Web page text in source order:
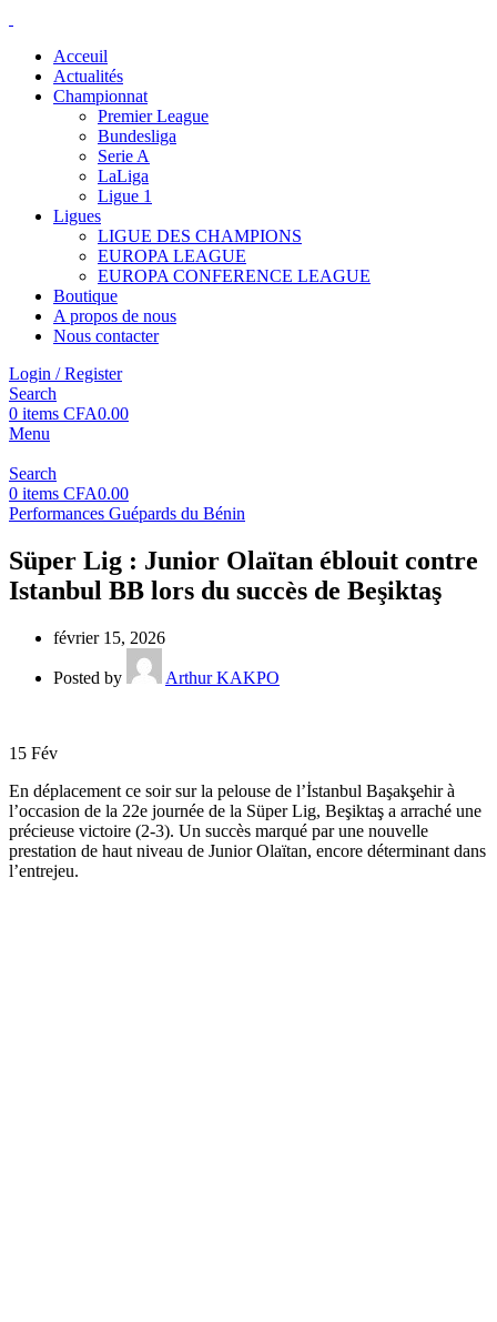
Acceuil
Actualités
Championnat
Premier League
Bundesliga
Serie A
LaLiga
Ligue 1
Ligues
LIGUE DES CHAMPIONS
EUROPA LEAGUE
EUROPA CONFERENCE LEAGUE
Boutique
A propos de nous
Nous contacter
Login / Register
Search
0 items CFA0.00
Menu
Search
0 items CFA0.00
Performances Guépards du Bénin
Süper Lig : Junior Olaïtan éblouit contre
Istanbul BB lors du succès de Beşiktaş
février 15, 2026
Posted by Arthur KAKPO
15 Fév
En déplacement ce soir sur la pelouse de l’İstanbul Başakşehir à
l’occasion de la 22e journée de la Süper Lig, Beşiktaş a arraché une
précieuse victoire (2-3). Un succès marqué par une nouvelle
prestation de haut niveau de Junior Olaïtan, encore déterminant dans
l’entrejeu.